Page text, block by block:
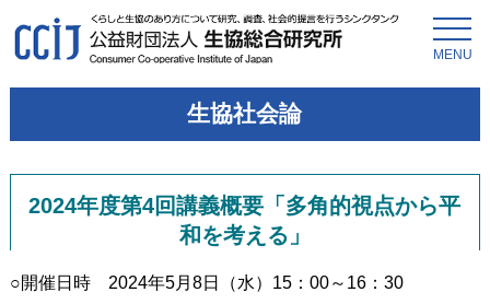
MENU
生協社会論
2024年度第4回講義概要「多角的視点から平
和を考える」
○開催日時 2024年5月8日（水）15：00～16：30